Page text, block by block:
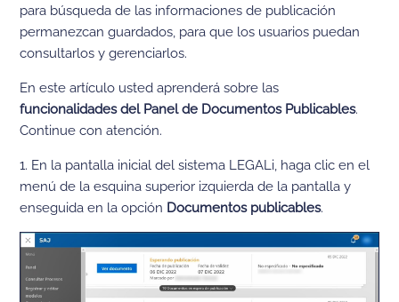
para búsqueda de las informaciones de publicación
permanezcan guardados, para que los usuarios puedan
consultarlos y gerenciarlos.
En este artículo usted aprenderá sobre las
funcionalidades del Panel de Documentos Publicables.
Continue con atención.
1. En la pantalla inicial del sistema LEGALi, haga clic en el
menú de la esquina superior izquierda de la pantalla y
enseguida en la opción Documentos publicables.